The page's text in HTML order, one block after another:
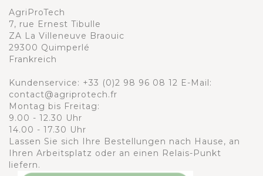
AgriProTech
7, rue Ernest Tibulle
ZA La Villeneuve Braouic
29300 Quimperlé
Frankreich
Kundenservice: +33 (0)2 98 96 08 12 E-Mail:
contact@agriprotech.fr
Montag bis Freitag:
9.00 - 12.30 Uhr
14.00 - 17.30 Uhr
Lassen Sie sich Ihre Bestellungen nach Hause, an
Ihren Arbeitsplatz oder an einen Relais-Punkt
liefern.